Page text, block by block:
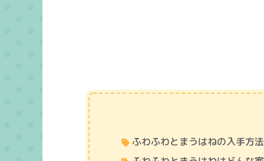
ふわふわとまうはねの入手方法